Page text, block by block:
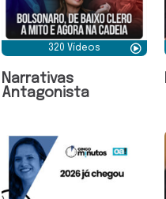
320 Vídeos
Narrativas
Antagonista